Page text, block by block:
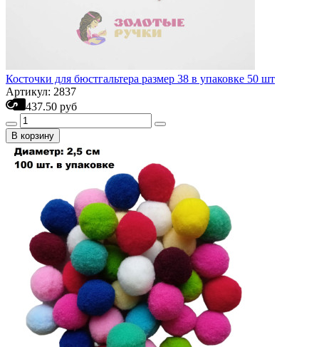
Косточки для бюстгальтера размер 38 в упаковке 50 шт
Артикул: 2837
437.50 руб
В корзину